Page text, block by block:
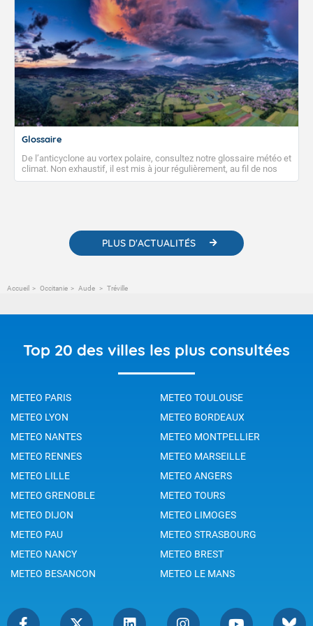
Glossaire
De l’anticyclone au vortex polaire, consultez notre glossaire météo et
climat. Non exhaustif, il est mis à jour régulièrement, au fil de nos
publications. Vous y trouverez également des liens utiles vers nos
PLUS D'ACTUALITÉS
Accueil Occitanie Aude Tréville
Top 20 des villes les plus consultées
METEO PARIS
METEO TOULOUSE
METEO LYON
METEO BORDEAUX
METEO NANTES
METEO MONTPELLIER
METEO RENNES
METEO MARSEILLE
METEO LILLE
METEO ANGERS
METEO GRENOBLE
METEO TOURS
METEO DIJON
METEO LIMOGES
METEO PAU
METEO STRASBOURG
METEO NANCY
METEO BREST
METEO BESANCON
METEO LE MANS